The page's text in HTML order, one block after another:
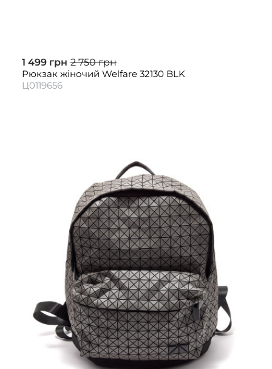
1 499 грн 2 750 грн
Рюкзак жіночий Welfare 32130 BLK
Ц0119656